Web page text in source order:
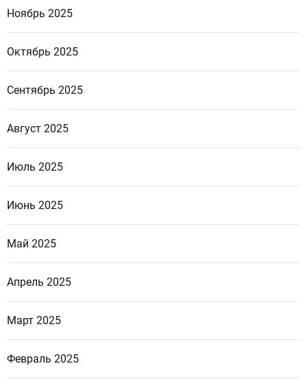
Ноябрь 2025
Октябрь 2025
Сентябрь 2025
Август 2025
Июль 2025
Июнь 2025
Май 2025
Апрель 2025
Март 2025
Февраль 2025